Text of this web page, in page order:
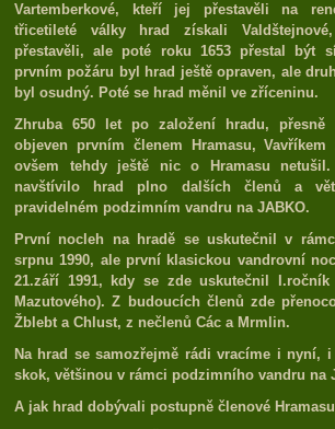
Vartemberkové, kteří jej přestavěli na
třicetileté války hrad získali
přestavěli, ale poté roku 1653 přestal být
prvním požáru byl hrad ještě opraven, ale
byl osudný. Poté se hrad měnil ve zříceninu.
Zhruba 650 let po založení hradu, přesně
objeven prvním členem Hramasu,
ovšem tehdy ještě nic o Hramasu
navštívilo hrad plno dalších členů a
pravidelném podzimním vandru na JABKO.
První nocleh na hradě se uskutečnil v
srpnu 1990, ale první klasickou vandrovní
21.září 1991, kdy se zde uskutečnil I.ročník
Mazutového). Z budoucích členů zde
Žblebt a Chlust, z nečlenů Các a Mrmlin.
Na hrad se samozřejmě rádi vracíme i nyní,
skok, většinou v rámci podzimního vandru na
A jak hrad dobývali postupně členové